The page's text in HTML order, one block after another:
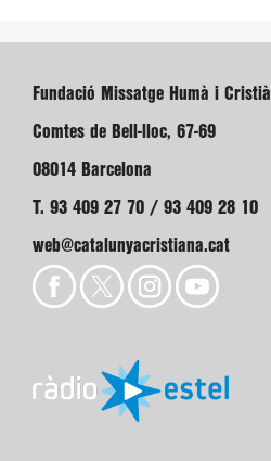
Fundació Missatge Humà i Cristià
Comtes de Bell-lloc, 67-69
08014 Barcelona
T. 93 409 27 70 / 93 409 28 10
web@catalunyacristiana.cat